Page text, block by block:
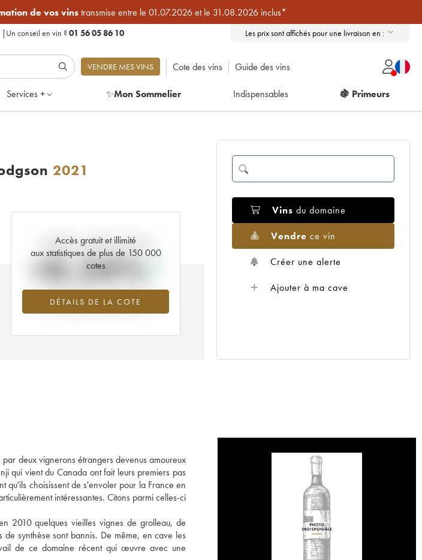
de vos vinstransmise entre le 01.07.2026 et le 31.08.2026 inclus*
| Un conseil en vin ?01 56 05 86 10 Les prix sont affichés pour une livraison en :
VENDRE MES VINS Cote des vins Guide des vins
Services + ✨Mon Sommelier Indispensables 🍇 Primeurs
2021
Accès gratuit et illimité
aux statistiques de plus de 150 000
cotes
DÉTAILS DE LA COTE
Tendance actuelle de la cote
+0.24%
Tendance à la hausse du millésime 2021
en 2026 par rapport à 2025
Vins du domaine
Vendre ce vin
Créer une alerte
Ajouter à ma cave
deux vignerons étrangers devenus amoureux
qui vient du Canada ont fait leurs premiers pas
qu'ils choisissent de s'envoler pour la France en
intéressantes. Citons parmi celles-ci
2010 quelques vieilles vignes de grolleau, de
synthèse sont bannis. De même, en cave les
de ce domaine récent qui œuvre avec une